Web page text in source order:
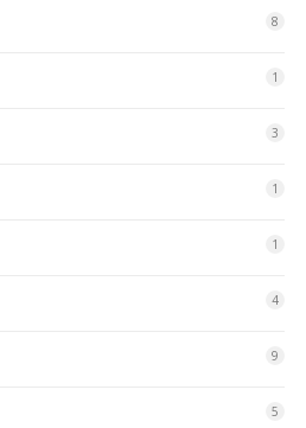
8
1
3
1
1
4
9
5